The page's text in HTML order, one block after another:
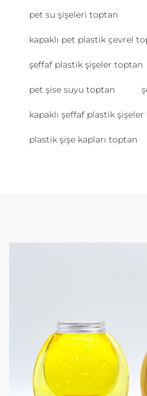
pet su şişeleri toptan
kapaklı pet plastik çevrel
şeffaf plastik şişeler toptan
pet şise suyu toptan
kapaklı şeffaf plastik
plastik şişe kapları toptan